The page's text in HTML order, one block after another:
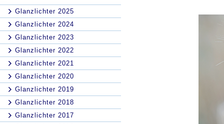
Glanzlichter 2025
Glanzlichter 2024
Glanzlichter 2023
Glanzlichter 2022
Glanzlichter 2021
Glanzlichter 2020
Glanzlichter 2019
Glanzlichter 2018
Glanzlichter 2017